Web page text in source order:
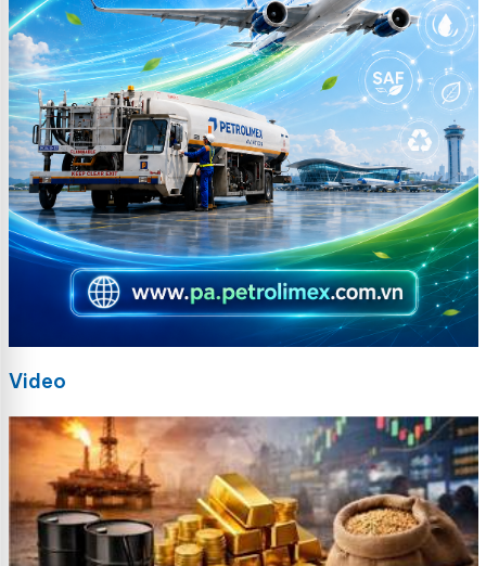
Video